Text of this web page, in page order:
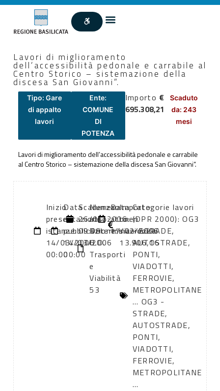
Lavori di miglioramento
dell’accessibilità pedonale e carrabile al
Centro Storico – sistemazione della
discesa San Giovanni”.
Tipo: Gare
di appalto
lavori
Ente:
COMUNE
DI
POTENZA
Importo €
695.308,21
Scaduto
da: 243
mesi
Lavori di miglioramento dell’accessibilità pedonale e carrabile
al Centro Storico – sistemazione della discesa San Giovanni”.
Inizio
presentazione
istanze:
14/03/2006
00:00
Data
di
pubblicazione:
14/03/2006
00:00
Scadenza:
26/04/2006
09:00
Numero
atto:
Determinazione
U.D.
Trasporti
e
Viabilità
53
Data
atto:
17/02/2006
Importo
oneri
sicurezza:
13.906,16
Categorie lavori
(DPR 2000): OG3
- STRADE,
AUTOSTRADE,
PONTI,
VIADOTTI,
FERROVIE,
METROPOLITANE
... OG3 -
STRADE,
AUTOSTRADE,
PONTI,
VIADOTTI,
FERROVIE,
METROPOLITANE
...